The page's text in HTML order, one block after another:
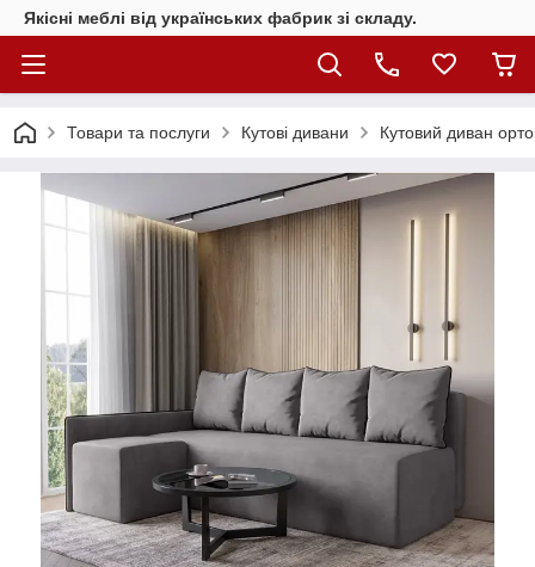
Якісні меблі від українських фабрик зі складу.
Товари та послуги Кутові дивани Кутовий диван